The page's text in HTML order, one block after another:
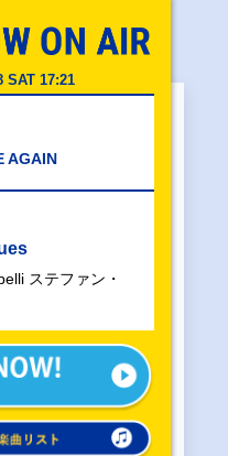
SAT 17:21
AGAIN
ステファン・